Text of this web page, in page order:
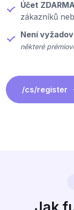
Účet
zákazníků
Není
některé
/cs/register